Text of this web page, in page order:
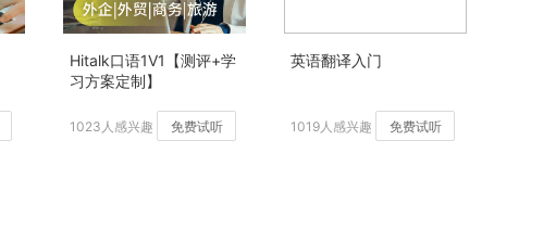
Hitalk口语1V1【测评+学
习方案定制】
1023人感兴趣 免费试听
英语翻译入门
1019人感兴趣 免费试听